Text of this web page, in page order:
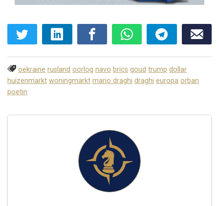
oekraine rusland oorlog navo brics goud trump dollar
huizenmarkt woningmarkt mario draghi draghi europa orban
poetin